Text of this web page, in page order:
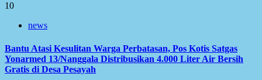
10
news
Bantu Atasi Kesulitan Warga Perbatasan, Pos Kotis Satgas
Yonarmed 13/Nanggala Distribusikan 4.000 Liter Air Bersih
Gratis di Desa Pesayah